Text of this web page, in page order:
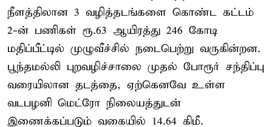
நீளத்திலான 3 வழித்தடங்களை கொண்ட கட்டம்
2-ன் பணிகள் ரூ.63 ஆயிரத்து 246 கோடி
மதிப்பீட்டில் முழுவீச்சில் நடைபெற்று வருகின்றன.
பூந்தமல்லி புறவழிச்சாலை முதல் போரூர் சந்திப்பு
வரையிலான தடத்தை, ஏற்கெனவே உள்ள
வடபழனி மெட்ரோ நிலையத்துடன்
இணைக்கப்படும் வகையில் 14.64 கிமீ.